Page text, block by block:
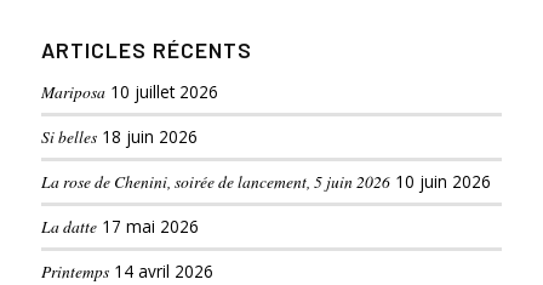
ARTICLES RÉCENTS
Mariposa 10 juillet 2026
Si belles 18 juin 2026
La rose de Chenini, soirée de lancement, 5 juin 2026 10 juin 2026
La datte 17 mai 2026
Printemps 14 avril 2026